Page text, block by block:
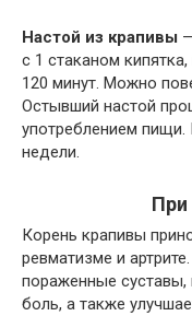
Настой из крапивы
с 1 стаканом
120 минут. Можно
Остывший настой
употреблением пищи.
недели.
При
Корень крапивы
ревматизме и
пораженные суставы,
боль, а также